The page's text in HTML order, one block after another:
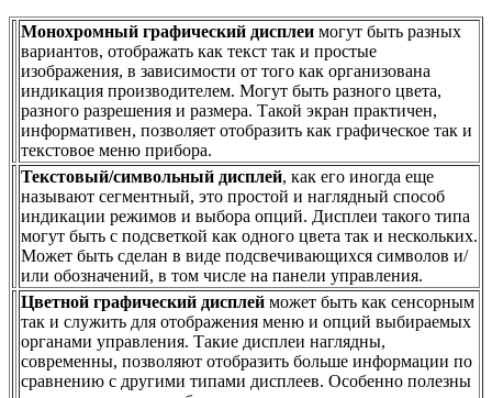
Монохромный графический дисплеи могут быть разных
вариантов, отображать как текст так и простые
изображения, в зависимости от того как организована
индикация производителем. Могут быть разного цвета,
разного разрешения и размера. Такой экран практичен,
информативен, позволяет отобразить как графическое так и
текстовое меню прибора.
Текстовый/символьный дисплей, как его иногда еще
называют сегментный, это простой и наглядный способ
индикации режимов и выбора опций. Дисплеи такого типа
могут быть с подсветкой как одного цвета так и нескольких.
Может быть сделан в виде подсвечивающихся символов и/
или обозначений, в том числе на панели управления.
Цветной графический дисплей может быть как сенсорным
так и служить для отображения меню и опций выбираемых
органами управления. Такие дисплеи наглядны,
современны, позволяют отобразить больше информации по
сравнению с другими типами дисплеев. Особенно полезны